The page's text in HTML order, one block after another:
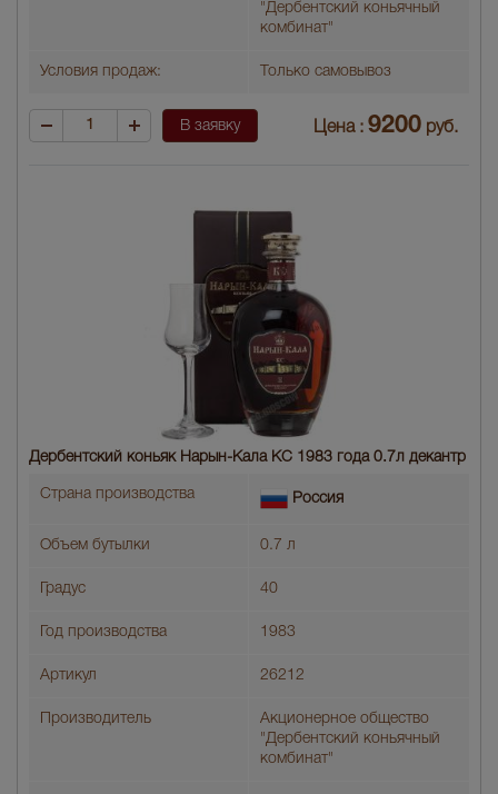
"Дербентский коньячный
комбинат"
Условия продаж: Только самовывоз
В заявку Цена : 9200 руб.
Дербентский коньяк Нарын-Кала КС 1983 года 0.7л декантр
Страна производства Россия
Объем бутылки 0.7 л
Градус 40
Год производства 1983
Артикул 26212
Производитель
Акционерное общество
"Дербентский коньячный
комбинат"